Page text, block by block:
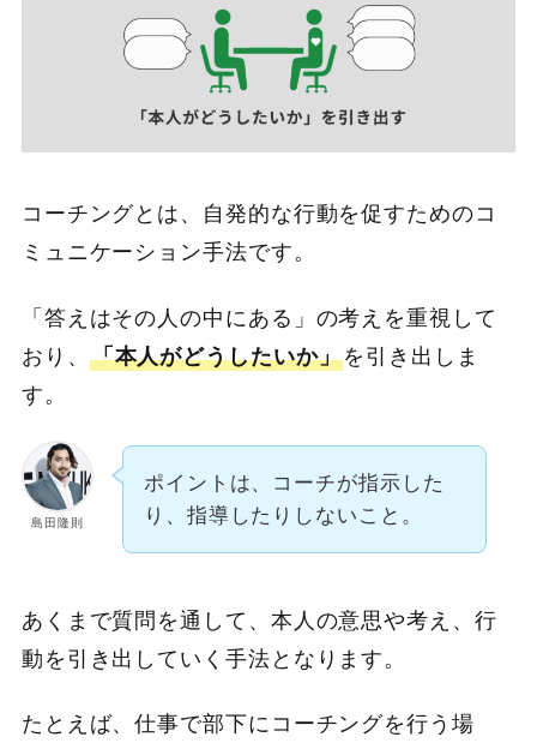
コーチングとは、自発的な行動を促すためのコ
ミュニケーション手法です。
「答えはその人の中にある」の考えを重視して
おり、 「本人がどうしたいか」を引き出しま
す。
島田隆則
ポイントは、コーチが指示した
り、指導したりしないこと。
あくまで質問を通して、本人の意思や考え、行
動を引き出していく手法となります。
たとえば、仕事で部下にコーチングを行う場